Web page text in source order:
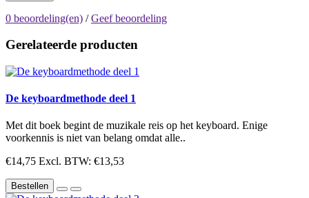
0 beoordeling(en) /Geef beoordeling
Gerelateerde producten
De keyboardmethode deel 1
Met dit boek begint de muzikale reis op het keyboard. Enige
voorkennis is niet van belang omdat alle..
€14,75 Excl. BTW: €13,53
Bestellen